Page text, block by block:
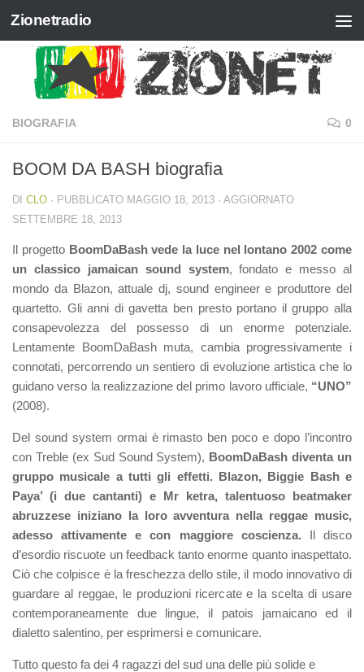
Salta al contenuto
Zionetradio
BIOGRAFIA 0
BOOM DA BASH biografia
DI CLO · PUBBLICATO MAGGIO 18, 2013 · AGGIORNATO
SETTEMBRE 18, 2013
Il progetto BoomDaBash vede la luce nel lontano 2002 come
un classico jamaican sound system, fondato e messo al
mondo da Blazon, attuale dj, sound engineer e produttore del
quartetto. Gli anni di gavetta ben presto portano il gruppo alla
consapevolezza del possesso di un enorme potenziale.
Lentamente BoomDaBash muta, cambia progressivamente i
connotati, percorrendo un sentiero di evoluzione artistica che lo
guidano verso la realizzazione del primo lavoro ufficiale, “UNO”
(2008).
Del sound system ormai è rimasto ben poco e dopo l’incontro
con Treble (ex Sud Sound System), BoomDaBash diventa un
gruppo musicale a tutti gli effetti. Blazon, Biggie Bash e
Paya’ (i due cantanti) e Mr ketra, talentuoso beatmaker
abruzzese iniziano la loro avventura nella reggae music,
adesso attivamente e con maggiore coscienza. Il disco
d’esordio riscuote un feedback tanto enorme quanto inaspettato.
Ciò che colpisce è la freschezza dello stile, il modo innovativo di
guardare al reggae, le produzioni ricercate e la scelta di usare
contemporaneamente due lingue, il patois jamaicano ed il
dialetto salentino, per esprimersi e comunicare.
Tutto questo fa dei 4 ragazzi del sud una delle più solide e